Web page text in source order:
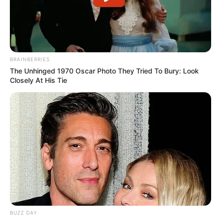
ACTIVAR AHORA
TEMAS DESTACADOS
EMERGENCIAS POR LLUVIAS
METRO DE MEDELLÍN
ELECCIONES PRESIDENCIALES
MARINILLA - ANTIOQUIA
EPM
YONDÓ - ANTIOQUIA
RIONEGRO
BRAINBERRIES
The Unhinged 1970 Oscar Photo They Tried To Bury: Look
Closely At His Tie
BUZZ DAY